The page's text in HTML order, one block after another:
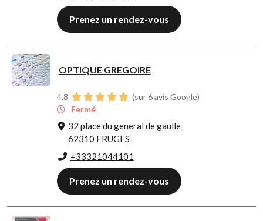
Prenez un rendez-vous
OPTIQUE GREGOIRE
4.8
(sur 6 avis Google)
Fermé
32 place du general de gaulle
62310 FRUGES
+33321044101
Prenez un rendez-vous